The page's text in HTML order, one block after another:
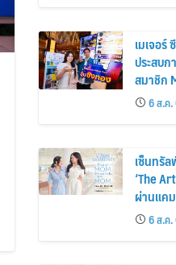
ระดับพรี
พลังง
บ้าน
เมเจอ
ประสบ
สมาชิก
6 ส.ค.
เซ็นทรั
‘The
ผ่านแค
Proud
6 ส.ค.